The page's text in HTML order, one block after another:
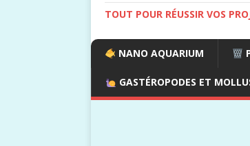
TOUT POUR RÉUSSIR VOS
NANO AQUARIUM
GASTÉROPODES ET